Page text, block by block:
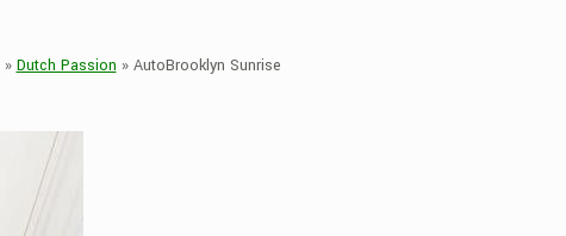
» Dutch Passion » AutoBrooklyn Sunrise